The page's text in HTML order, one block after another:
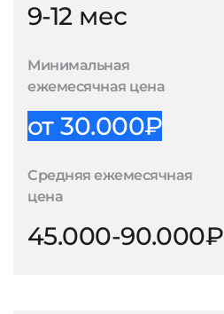
9-12 мес
Минимальная
ежемесячная цена
от 30.000₽
Средняя ежемесячная
цена
45.000-90.000₽